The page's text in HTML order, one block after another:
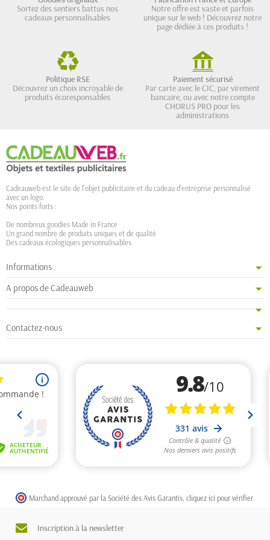
Sortez des sentiers battus nos
cadeaux personnalisables
Notre offre est vaste et parfois
unique sur le web ! Découvrez notre
page dédiée à ces produits !
Politique RSE
Découvrez un choix incroyable de
produits écoresponsables
Paiement sécurisé
Par carte avec le CIC, par virement
bancaire, ou avec notre compte
CHORUS PRO pour les
administrations
Cadeauweb est le site de l'objet publicitaire et du cadeau d'entreprise personnalisé
avec un logo.
Nos points forts :
De nombreux goodies Made in France
Un grand nombre de produits uniques et de qualité
Des cadeaux écologiques personnalisables
Informations
A propos de Cadeauweb
Contactez-nous
Marchand approuvé par la Société des Avis Garantis, cliquez ici pour vérifier
Inscription à la newsletter